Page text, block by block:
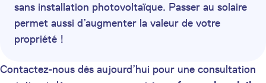
sans installation photovoltaïque. Passer au solaire
permet aussi d’augmenter la valeur de votre
propriété !
Contactez-nous dès aujourd’hui pour une consultation